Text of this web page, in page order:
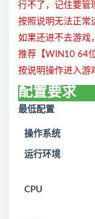
行不了，记住要管
按照说明无法正常
如果还进不去游戏
推荐【WIN10 64
按说明操作进入游
配置要求
最低配置
操作系统
运行环境
CPU